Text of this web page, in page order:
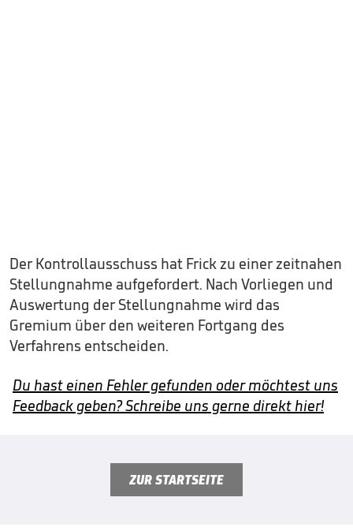
Der Kontrollausschuss hat Frick zu einer zeitnahen
Stellungnahme aufgefordert. Nach Vorliegen und
Auswertung der Stellungnahme wird das
Gremium über den weiteren Fortgang des
Verfahrens entscheiden.
Du hast einen Fehler gefunden oder möchtest uns
Feedback geben? Schreibe uns gerne direkt hier!
ZUR STARTSEITE